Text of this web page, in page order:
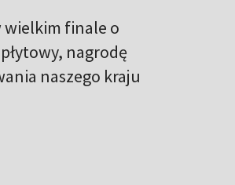
wielkim finale o
nagrodę
naszego kraju